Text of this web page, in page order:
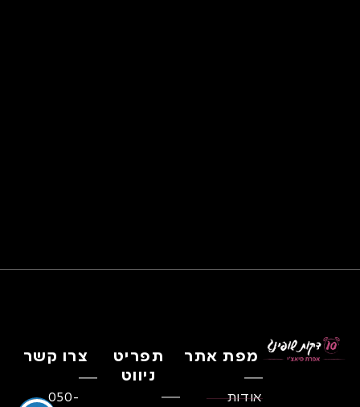
מפת אתר
אודות
תפריט
ניווט
צרו קשר
050-